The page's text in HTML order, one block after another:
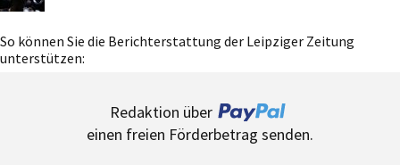
So können Sie die Berichterstattung der Leipziger Zeitung
unterstützen:
Redaktion über
einen freien Förderbetrag senden.